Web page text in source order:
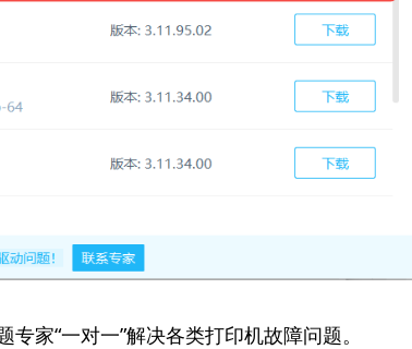
专家“一对一”解决各类打印机故障问题。